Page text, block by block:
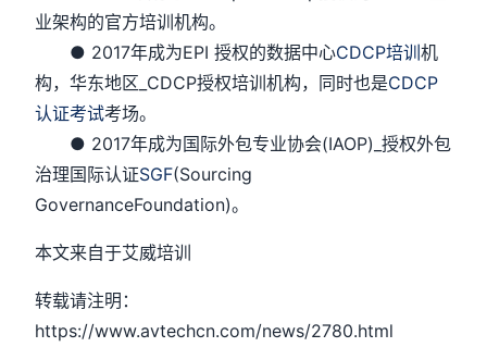
业架构的官方培训机构。
● 2017年成为EPI 授权的数据中心CDCP培训机
构，华东地区_CDCP授权培训机构，同时也是CDCP
认证考试考场。
● 2017年成为国际外包专业协会(IAOP)_授权外包
治理国际认证SGF(Sourcing
GovernanceFoundation)。
本文来自于艾威培训
转载请注明：
https://www.avtechcn.com/news/2780.html